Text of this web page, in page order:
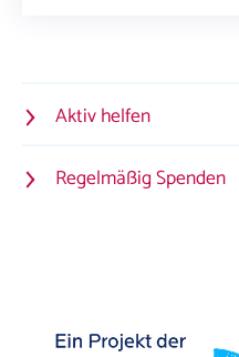
Aktiv helfen
Regelmäßig Spenden